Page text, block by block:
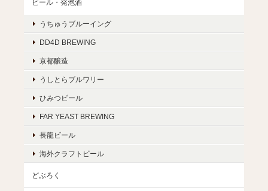
ビール・発泡酒
うちゅうブルーイング
DD4D BREWING
京都醸造
うしとらブルワリー
ひみつビール
FAR YEAST BREWING
長龍ビール
海外クラフトビール
どぶろく